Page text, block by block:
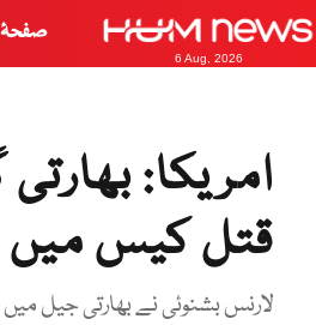
6 Aug, 2026
صفحۂ
امریکا:
قتل کیس میں
لارنس بشنوئی نے بھارتی جیل